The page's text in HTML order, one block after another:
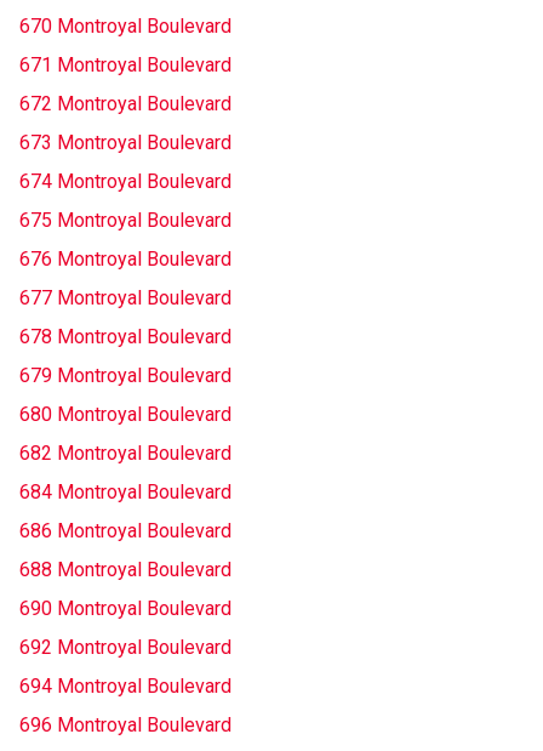
670 Montroyal Boulevard
671 Montroyal Boulevard
672 Montroyal Boulevard
673 Montroyal Boulevard
674 Montroyal Boulevard
675 Montroyal Boulevard
676 Montroyal Boulevard
677 Montroyal Boulevard
678 Montroyal Boulevard
679 Montroyal Boulevard
680 Montroyal Boulevard
682 Montroyal Boulevard
684 Montroyal Boulevard
686 Montroyal Boulevard
688 Montroyal Boulevard
690 Montroyal Boulevard
692 Montroyal Boulevard
694 Montroyal Boulevard
696 Montroyal Boulevard